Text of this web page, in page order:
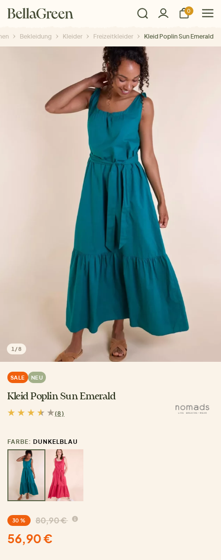
0
Bekleidung Kleider Freizeitkleider Kleid Poplin Sun Emerald
1 /8
SALE NEU
Kleid Poplin Sun Emerald
(8)
FARBE: DUNKELBLAU
30 % 80,90 €
56,90 €